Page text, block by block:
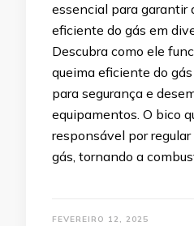
essencial para garantir
eficiente do gás em
Descubra como ele
queima eficiente do
para segurança e
equipamentos. O bico
responsável por
gás, tornando a
FEVEREIRO 12, 2025